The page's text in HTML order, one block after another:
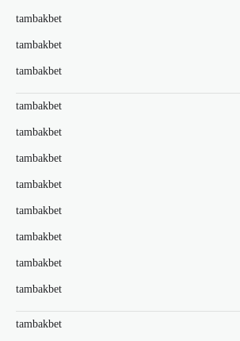
tambakbet
tambakbet
tambakbet
tambakbet
tambakbet
tambakbet
tambakbet
tambakbet
tambakbet
tambakbet
tambakbet
tambakbet